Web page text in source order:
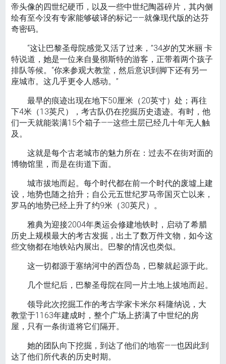
帝头像的四世纪硬币，以及一些中世纪陶器碎片，其内侧
绘有至今没有专家能够破译的标记——就像现代版的达芬
奇密码。
“这让巴黎圣母院感觉又活了过来，”34岁的艾米丽·卡
特说道，她是一位来自曼彻斯特的游客，正带着两个孩子
排队等候。“你来参观大教堂，然后意识到脚下还有另一
座城市。这几乎更令人感动。”
最早的痕迹出现在地下50厘米（20英寸）处；再往
下4米（13英尺），考古队仍在挖掘历史遗迹。有时，他
们一天就能装满15个箱子——这些土层已经几十年无人触
及。
这就是每个古老城市的魅力所在：过去不在街对面的
博物馆里，而是在街道下面。
城市拔地而起。每个时代都在前一个时代的废墟上建
设，地势也随之抬升；自公元五世纪罗马帝国灭亡以来，
罗马的地势已经上升了约9米（30英尺）。
雅典为迎接2004年奥运会修建地铁时，启动了希腊
历史上规模最大的考古发掘，出土了数万件文物，如今这
些文物都在地铁站内展出。巴黎的情况也类似。
这一切都源于塞纳河中的西岱岛，巴黎就起源于此。
几个世纪后，巴黎圣母院在同一片土地上拔地而起。
领导此次挖掘工作的考古学家卡米尔·科隆纳说，大
教堂于1163年建成时，整个广场上挤满了中世纪的房
屋，只有一条街道将它们隔开。
她的团队向下挖掘，到达了他们的地窖——也因此到
达了他们所代表的历史时期。